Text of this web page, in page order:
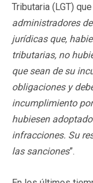
Tributaria (LGT)
administradores
jurídicas que,
tributarias, no
que sean de su
obligaciones y
incumplimiento
hubiesen
infracciones. Su
las sanciones”.